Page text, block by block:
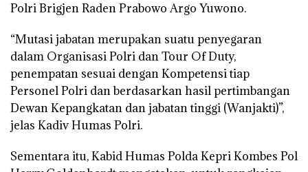
Polri Brigjen Raden Prabowo Argo Yuwono.
“Mutasi jabatan merupakan suatu penyegaran
dalam Organisasi Polri dan Tour Of Duty,
penempatan sesuai dengan Kompetensi tiap
Personel Polri dan berdasarkan hasil pertimbangan
Dewan Kepangkatan dan jabatan tinggi (Wanjakti)”,
jelas Kadiv Humas Polri.
Sementara itu, Kabid Humas Polda Kepri Kombes Pol